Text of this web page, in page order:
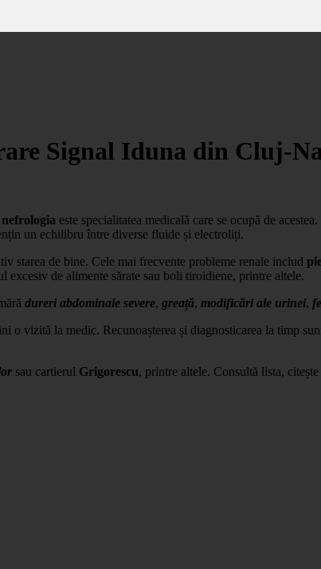
Signal Iduna din Cluj-
nefrologia este specialitatea medicală care se ocupă de
un echilibru între diverse fluide și electroliți.
starea de bine. Cele mai frecvente probleme renale includ
de alimente sărate sau boli tiroidiene, printre altele.
dureri abdominale severe, greață, modificări ale urinei,
o vizită la medic. Recunoașterea și diagnosticarea la timp
sau cartierul Grigorescu, printre altele. Consultă lista,